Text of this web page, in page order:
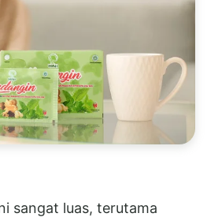
sangat luas, terutama